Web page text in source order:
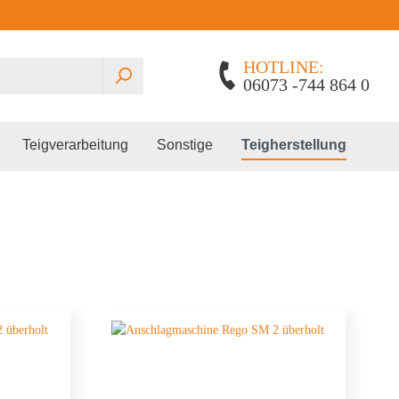
HOTLINE:
06073 -744 864 0
Teigverarbeitung Sonstige Teigherstellung